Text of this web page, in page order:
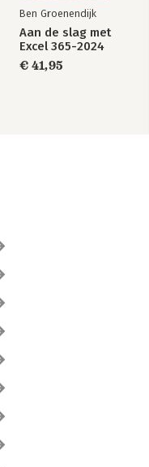
Ben Groenendijk
Aan de slag met
Excel 365-2024
€ 41,95